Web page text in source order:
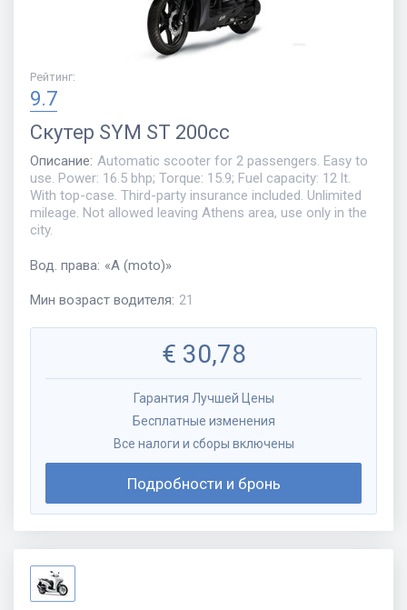
Рейтинг:
9.7
Скутер SYM ST 200cc
Описание: Automatic scooter for 2 passengers. Easy to
use. Power: 16.5 bhp; Torque: 15.9; Fuel capacity: 12 lt.
With top-case. Third-party insurance included. Unlimited
mileage. Not allowed leaving Athens area, use only in the
city.
Вод. права: «A (moto)»
Мин возраст водителя: 21
€ 30,78
Гарантия Лучшей Цены
Бесплатные изменения
Все налоги и сборы включены
Подробности и бронь